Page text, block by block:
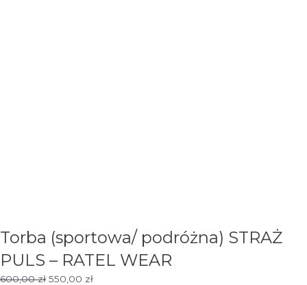
Torba (sportowa/ podróżna) STRAŻ
PULS – RATEL WEAR
600,00zł Pierwotna
550,00 złAktualna